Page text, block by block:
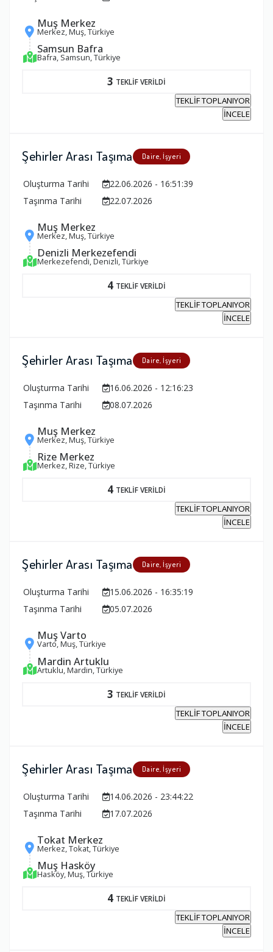
Muş Merkez
Merkez, Muş, Türkiye
Samsun Bafra
Bafra, Samsun, Türkiye
3 TEKLİF VERİLDİ
TEKLİF TOPLANIYOR
İNCELE
Şehirler Arası Taşıma Daire, İşyeri
Oluşturma Tarihi
22.06.2026 - 16:51:39
Taşınma Tarihi
22.07.2026
Muş Merkez
Merkez, Muş, Türkiye
Denizli Merkezefendi
Merkezefendi, Denizli, Türkiye
4 TEKLİF VERİLDİ
TEKLİF TOPLANIYOR
İNCELE
Şehirler Arası Taşıma Daire, İşyeri
Oluşturma Tarihi
16.06.2026 - 12:16:23
Taşınma Tarihi
08.07.2026
Muş Merkez
Merkez, Muş, Türkiye
Rize Merkez
Merkez, Rize, Türkiye
4 TEKLİF VERİLDİ
TEKLİF TOPLANIYOR
İNCELE
Şehirler Arası Taşıma Daire, İşyeri
Oluşturma Tarihi
15.06.2026 - 16:35:19
Taşınma Tarihi
05.07.2026
Muş Varto
Varto, Muş, Türkiye
Mardin Artuklu
Artuklu, Mardin, Türkiye
3 TEKLİF VERİLDİ
TEKLİF TOPLANIYOR
İNCELE
Şehirler Arası Taşıma Daire, İşyeri
Oluşturma Tarihi
14.06.2026 - 23:44:22
Taşınma Tarihi
17.07.2026
Tokat Merkez
Merkez, Tokat, Türkiye
Muş Hasköy
Hasköy, Muş, Türkiye
4 TEKLİF VERİLDİ
TEKLİF TOPLANIYOR
İNCELE